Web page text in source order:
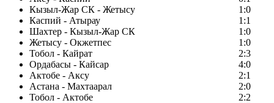
Кызыл-Жар СК - Жетысу
1:0
Каспий - Атырау
1:1
Шахтер - Кызыл-Жар СК
1:0
Жетысу - Окжетпес
1:0
Тобол - Кайрат
2:3
Ордабасы - Кайсар
4:0
Актобе - Аксу
2:1
Астана - Махтаарал
2:0
Тобол - Актобе
2:2